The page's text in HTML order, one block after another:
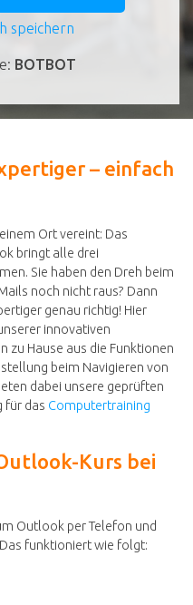
speichern
BOTBOT
– einfach
Ort vereint: Das
bringt alle drei
Sie haben den Dreh beim
noch nicht raus? Dann
genau richtig! Hier
innovativen
zu Hause aus die Funktionen
beim Navigieren von
dabei unsere geprüften
für das Computertraining
Kurs bei
Outlook per Telefon und
funktioniert wie folgt: